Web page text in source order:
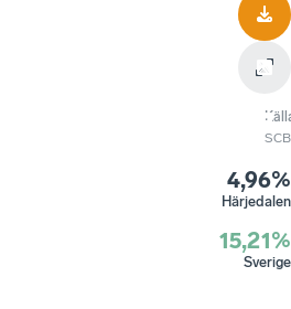
SCB
4,96%
Härjedalen
15,21%
Sverige